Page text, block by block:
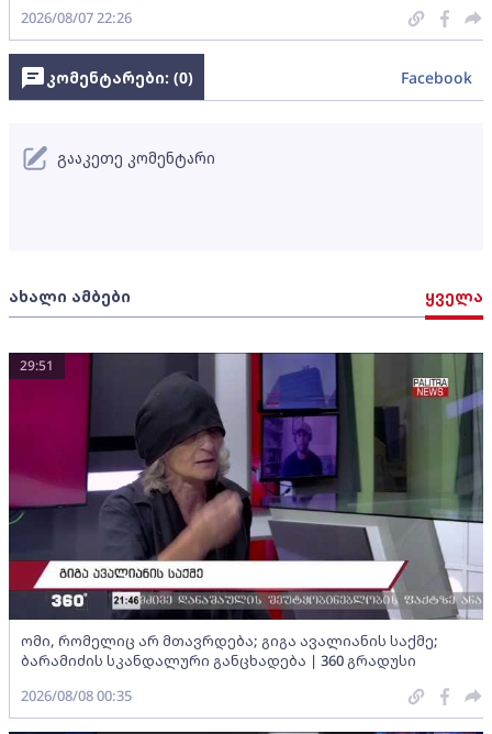
2026/08/07 22:26
ახალი ამბები ყველა
ომი, რომელიც არ მთავრდება; გიგა ავალიანის საქმე;
ბარამიძის სკანდალური განცხადება | 360 გრადუსი
29:51
2026/08/08 00:35
კომენტარები: (0) Facebook
გააკეთე კომენტარი